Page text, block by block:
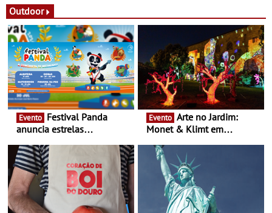
16 de agosto
Outdoor
Evento
anuncia estrelas
- Entre Junho e Julho pelo
país
Evento
Monet & Klimt em
ao final de Setembro -
Experiência luminosa no
jardim do Museu de
Alberto Sampaio